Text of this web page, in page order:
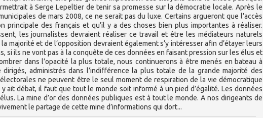
à Serge Lepeltier de tenir sa promesse sur la démocratie locale. Après le
de mars 2008, ce ne serait pas du luxe. Certains argueront que l’accès
principale des français et qu’il y a des choses bien plus importantes à réaliser.
les journalistes devraient réaliser ce travail et être les médiateurs naturels
majorité et de l’opposition devraient également s’y intéresser afin d’étayer leurs
si ils ne vont pas à la conquête de ces données en faisant pression sur les élus et
dans l’opacité la plus totale, nous continuerons à être menés en bateau à
administrés dans l’indifférence la plus totale de la grande majorité des
ne peuvent être le seul moment de respiration de la vie démocratique
ait débat, il faut que tout le monde soit informé à un pied d’égalité. Les données
La mine d’or des données publiques est à tout le monde. A nos dirigeants de
le partage de cette mine d’informations qui dort...